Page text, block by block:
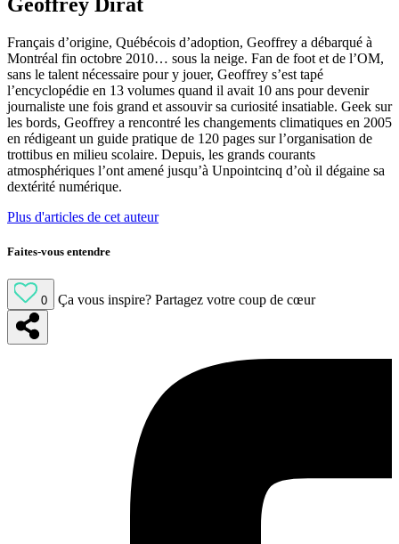
Geoffrey Dirat
Français d’origine, Québécois d’adoption, Geoffrey a débarqué à
Montréal fin octobre 2010… sous la neige. Fan de foot et de l’OM,
sans le talent nécessaire pour y jouer, Geoffrey s’est tapé
l’encyclopédie en 13 volumes quand il avait 10 ans pour devenir
journaliste une fois grand et assouvir sa curiosité insatiable. Geek sur
les bords, Geoffrey a rencontré les changements climatiques en 2005
en rédigeant un guide pratique de 120 pages sur l’organisation de
trottibus en milieu scolaire. Depuis, les grands courants
atmosphériques l’ont amené jusqu’à Unpointcinq d’où il dégaine sa
dextérité numérique.
Plus d'articles de cet auteur
Faites-vous entendre
0 Ça vous inspire? Partagez votre coup de cœur